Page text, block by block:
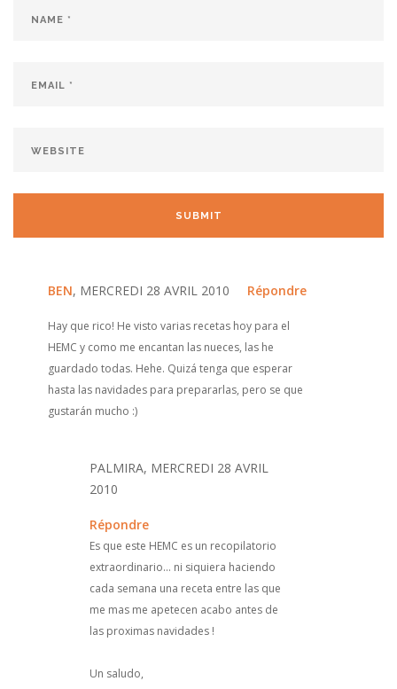
BEN, MERCREDI 28 AVRIL 2010 Répondre
Hay que rico! He visto varias recetas hoy para el
HEMC y como me encantan las nueces, las he
guardado todas. Hehe. Quizá tenga que esperar
hasta las navidades para prepararlas, pero se que
gustarán mucho :)
PALMIRA, MERCREDI 28 AVRIL
2010
Répondre
Es que este HEMC es un recopilatorio
extraordinario... ni siquiera haciendo
cada semana una receta entre las que
me mas me apetecen acabo antes de
las proximas navidades !
Un saludo,